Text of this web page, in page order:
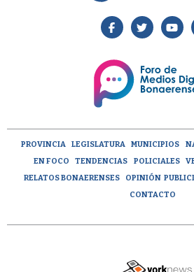
PROVINCIA LEGISLATURA MUNICIPIOS
EN FOCO
TENDENCIAS POLICIALES
RELATOS BONAERENSES
OPINIÓN
CONTACTO